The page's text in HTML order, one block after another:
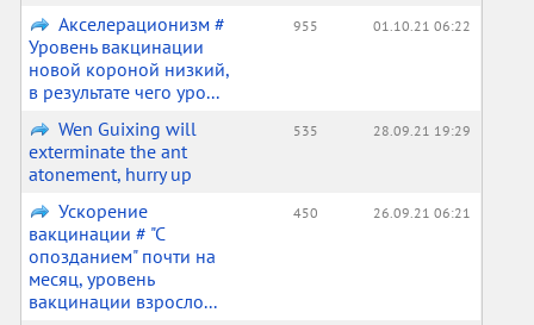
Акселерационизм #
Уровень вакцинации
новой короной низкий,
в результате чего уро...
955 01.10.21 06:22
Wen Guixing will
exterminate the ant
atonement, hurry up
535 28.09.21 19:29
Ускорение
вакцинации # "С
опозданием" почти на
месяц, уровень
вакцинации взросло...
450 26.09.21 06:21